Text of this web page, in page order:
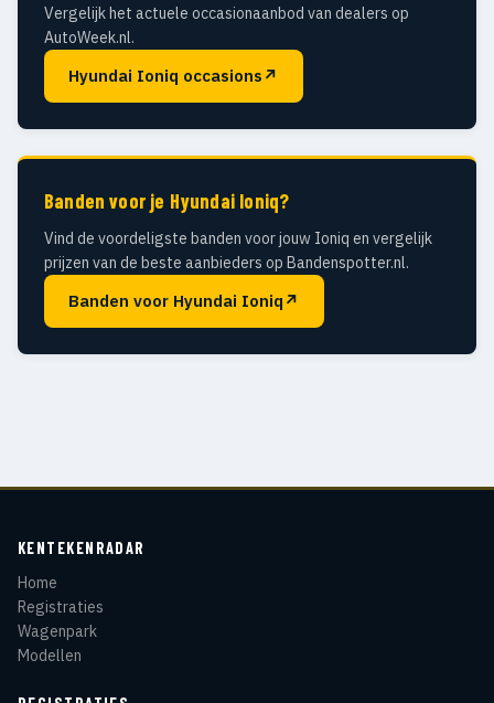
Vergelijk het actuele occasionaanbod van dealers op
AutoWeek.nl.
Hyundai Ioniq occasions ↗
Banden voor je Hyundai Ioniq?
Vind de voordeligste banden voor jouw Ioniq en vergelijk
prijzen van de beste aanbieders op Bandenspotter.nl.
Banden voor Hyundai Ioniq ↗
KENTEKENRADAR
Home
Registraties
Wagenpark
Modellen